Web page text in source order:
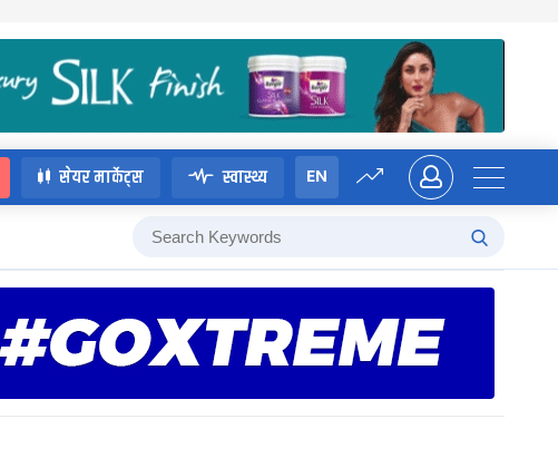
सेयर मार्केट्स स्वास्थ्य EN